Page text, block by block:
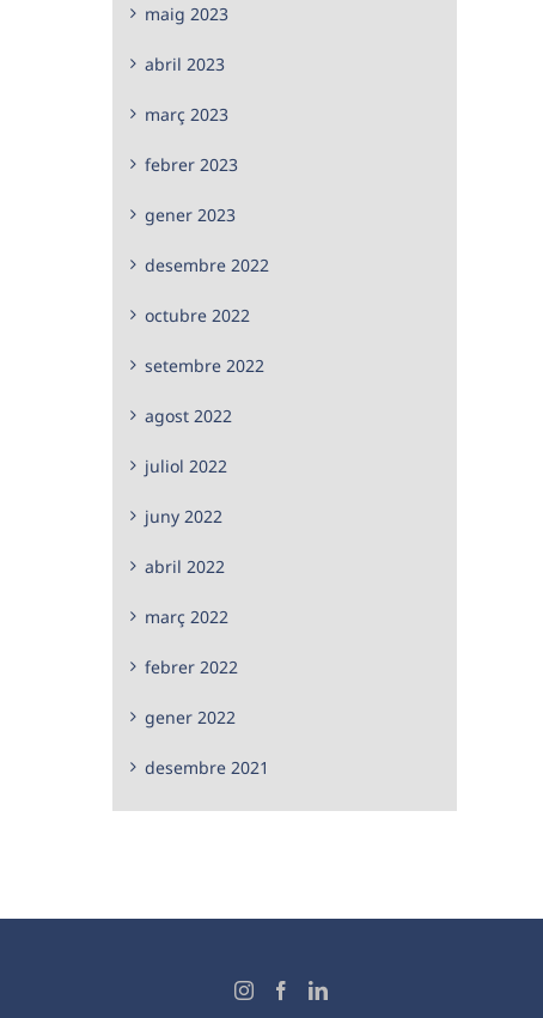
maig 2023
abril 2023
març 2023
febrer 2023
gener 2023
desembre 2022
octubre 2022
setembre 2022
agost 2022
juliol 2022
juny 2022
abril 2022
març 2022
febrer 2022
gener 2022
desembre 2021